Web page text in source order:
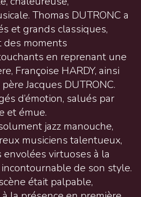
Thomas DUTRONC a
et grands classiques,
moments
en reprenant une
Françoise HARDY, ainsi
Jacques DUTRONC.
d’émotion, salués par
et émue.
jazz manouche,
musiciens talentueux,
envolées virtuoses à la
de son style.
était palpable,